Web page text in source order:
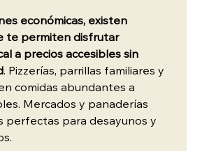
económicas, existen
te permiten disfrutar
a precios accesibles sin
. Pizzerías, parrillas familiares y
comidas abundantes a
Mercados y panaderías
perfectas para desayunos y